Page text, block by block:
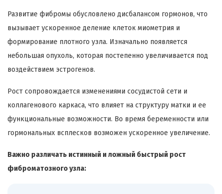
Развитие фибромы обусловлено дисбалансом гормонов, что
вызывает ускоренное деление клеток миометрия и
формирование плотного узла. Изначально появляется
небольшая опухоль, которая постепенно увеличивается под
воздействием эстрогенов.
Рост сопровождается изменениями сосудистой сети и
коллагенового каркаса, что влияет на структуру матки и ее
функциональные возможности. Во время беременности или
гормональных всплесков возможен ускоренное увеличение.
Важно различать истинный и ложный быстрый рост
фиброматозного узла: